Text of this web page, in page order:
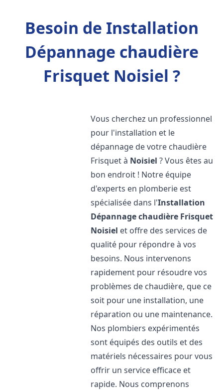
Besoin de Installation
Dépannage chaudière
Frisquet Noisiel ?
Vous cherchez un professionnel
pour l'installation et le
dépannage de votre chaudière
Frisquet à Noisiel ? Vous êtes au
bon endroit ! Notre équipe
d'experts en plomberie est
spécialisée dans l'Installation
Dépannage chaudière Frisquet
Noisiel et offre des services de
qualité pour répondre à vos
besoins. Nous intervenons
rapidement pour résoudre vos
problèmes de chaudière, que ce
soit pour une installation, une
réparation ou une maintenance.
Nos plombiers expérimentés
sont équipés des outils et des
matériels nécessaires pour vous
offrir un service efficace et
rapide. Nous comprenons